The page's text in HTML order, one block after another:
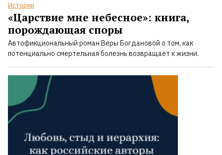
Истории
«Царствие мне небесное»: книга,
порождающая споры
Автофикциональный роман Веры Богдановой о том, как
потенциально смертельная болезнь возвращает к жизни.